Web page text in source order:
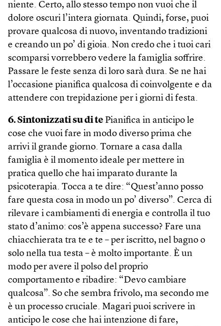
niente. Certo, allo stesso tempo non vuoi che il
dolore oscuri l’intera giornata. Quindi, forse, puoi
provare qualcosa di nuovo, inventando tradizioni
e creando un po’ di gioia. Non credo che i tuoi cari
scomparsi vorrebbero vedere la famiglia soffrire.
Passare le feste senza di loro sarà dura. Se ne hai
l’occasione pianifica qualcosa di coinvolgente e da
attendere con trepidazione per i giorni di festa.
6. Sintonizzati su di te Pianifica in anticipo le
cose che vuoi fare in modo diverso prima che
arrivi il grande giorno. Tornare a casa dalla
famiglia è il momento ideale per mettere in
pratica quello che hai imparato durante la
psicoterapia. Tocca a te dire: “Quest’anno posso
fare questa cosa in modo un po’ diverso”. Cerca di
rilevare i cambiamenti di energia e controlla il tuo
stato d’animo: cos’è appena successo? Fare una
chiacchierata tra te e te – per iscritto, nel bagno o
solo nella tua testa – è molto importante. È un
modo per avere il polso del proprio
comportamento e ribadire: “Devo cambiare
qualcosa”. So che sembra frivolo, ma secondo me
è un processo cruciale. Magari puoi scrivere in
anticipo le cose che hai intenzione di fare,